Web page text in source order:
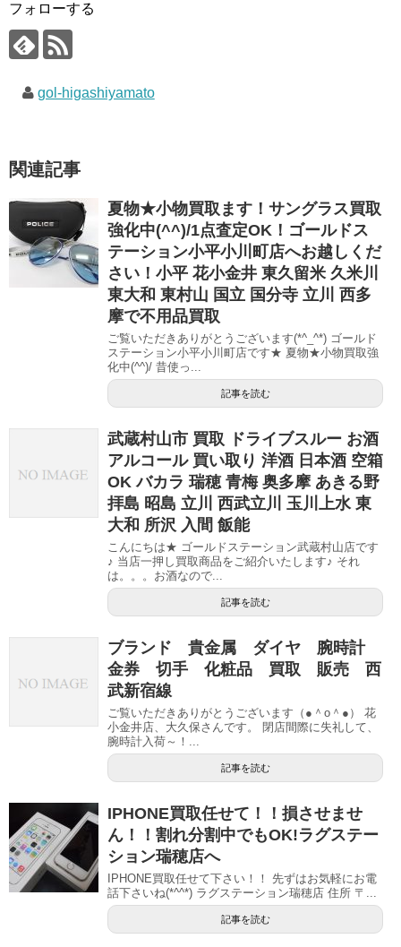
フォローする
gol-higashiyamato
関連記事
夏物★小物買取ます！サングラス買取
強化中(^^)/1点査定OK！ゴールドス
テーション小平小川町店へお越しくだ
さい！小平 花小金井 東久留米 久米川
東大和 東村山 国立 国分寺 立川 西多
摩で不用品買取
ご覧いただきありがとうございます(*^_^*) ゴールド
ステーション小平小川町店です★ 夏物★小物買取強
化中(^^)/ 昔使っ...
記事を読む
武蔵村山市 買取 ドライブスルー お酒
アルコール 買い取り 洋酒 日本酒 空箱
OK バカラ 瑞穂 青梅 奥多摩 あきる野
拝島 昭島 立川 西武立川 玉川上水 東
大和 所沢 入間 飯能
こんにちは★ ゴールドステーション武蔵村山店です
♪ 当店一押し買取商品をご紹介いたします♪ それ
は。。。お酒なので...
記事を読む
ブランド 貴金属 ダイヤ 腕時計
金券 切手 化粧品 買取 販売 西
武新宿線
ご覧いただきありがとうございます（●＾o＾●） 花
小金井店、大久保さんです。 閉店間際に失礼して、
腕時計入荷～！...
記事を読む
IPHONE買取任せて！！損させませ
ん！！割れ分割中でもOK!ラグステー
ション瑞穂店へ
IPHONE買取任せて下さい！！ 先ずはお気軽にお電
話下さいね(*^^*) ラグステーション瑞穂店 住所 〒...
記事を読む